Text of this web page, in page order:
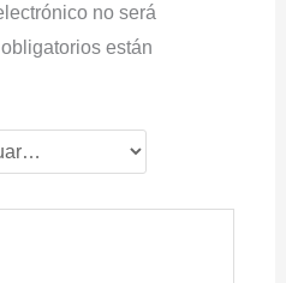
no será
están